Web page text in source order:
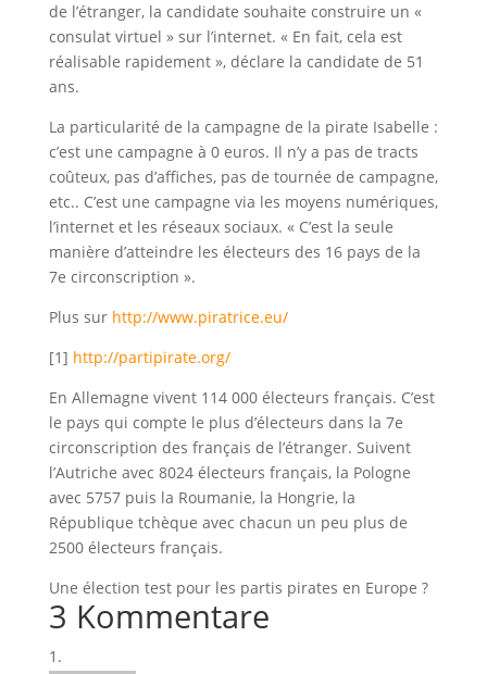
de l’étranger, la candidate souhaite construire un «
consulat virtuel » sur l’internet. « En fait, cela est
réalisable rapidement », déclare la candidate de 51
ans.
La particularité de la campagne de la pirate Isabelle :
c’est une campagne à 0 euros. Il n’y a pas de tracts
coûteux, pas d’affiches, pas de tournée de campagne,
etc.. C’est une campagne via les moyens numériques,
l’internet et les réseaux sociaux. « C’est la seule
manière d’atteindre les électeurs des 16 pays de la
7e circonscription ».
Plus sur http://www.piratrice.eu/
[1] http://partipirate.org/
En Allemagne vivent 114 000 électeurs français. C’est
le pays qui compte le plus d’électeurs dans la 7e
circonscription des français de l’étranger. Suivent
l’Autriche avec 8024 électeurs français, la Pologne
avec 5757 puis la Roumanie, la Hongrie, la
République tchèque avec chacun un peu plus de
2500 électeurs français.
Une élection test pour les partis pirates en Europe ?
3 Kommentare